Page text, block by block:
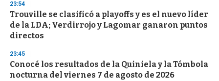
d
s
o
f
3
s
e
c
o
23:54
Trouville se clasificó a playoffs y es el nuevo líder
de la LDA; Verdirrojo y Lagomar ganaron puntos
directos
23:45
Conocé los resultados de la Quiniela y la Tómbola
nocturna del viernes 7 de agosto de 2026